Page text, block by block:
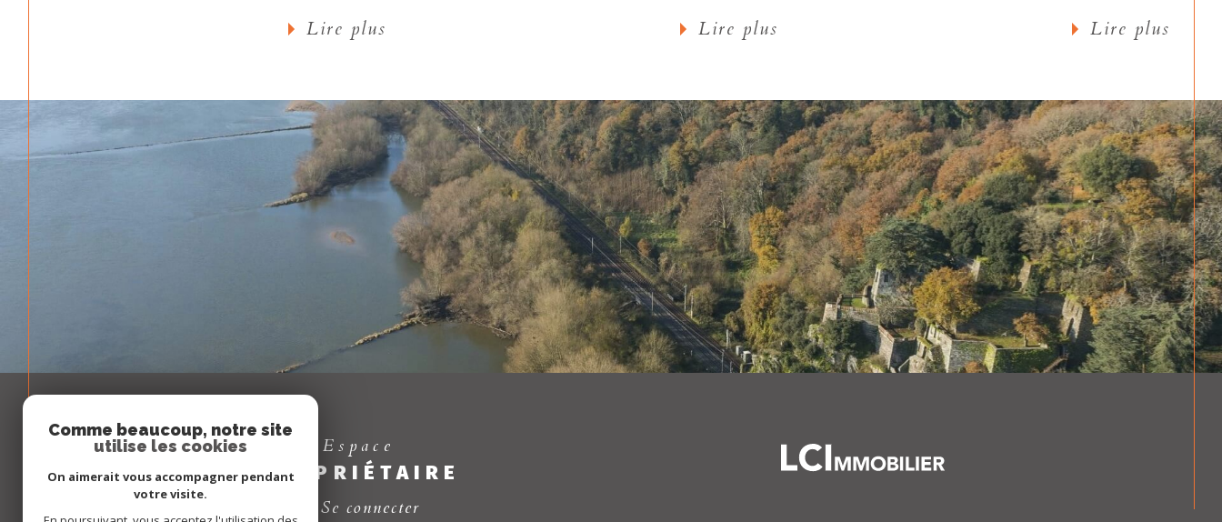
Lire plus Lire plus Lire plus
Espace
PROPRIÉTAIRE
Se connecter
Comme beaucoup, notre site
utilise les cookies
On aimerait vous accompagner pendant
votre visite.